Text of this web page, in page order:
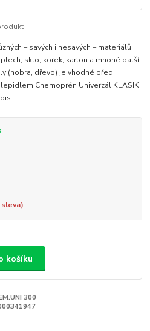
– savých i nesavých – materiálů,
sklo, korek, karton a mnohé další.
(hobra, dřevo) je vhodné před
Chemoprén Univerzál KLASIK
košíku
300